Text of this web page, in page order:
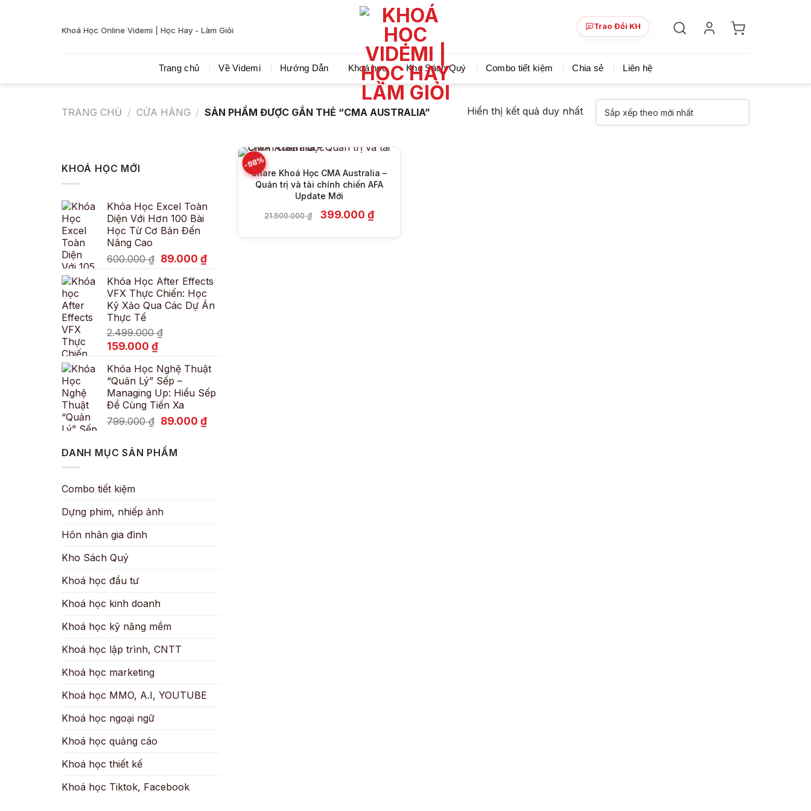
Khoá Học Online Videmi | Học Hay - Làm Giỏi Videmi giúp bạn học tiết kiệm và tiến bộ hơn mỗi ngày! Chia sẻ khoá học giá rẻ cho những ai hạn hẹp
Trao Đổi KH
Trang chủ Về Videmi Hướng Dẫn Khoá học Kho Sách Quý Combo tiết kiệm Chia sẻ Liên hệ
TRANG CHỦ / CỬA HÀNG / SẢN PHẨM ĐƯỢC GẮN THẺ “CMA AUSTRALIA” Hiển thị kết quả duy nhất
KHOÁ HỌC MỚI
Khóa Học Excel Toàn
Diện Với Hơn 100 Bài
Học Từ Cơ Bản Đến
Nâng Cao
600.000₫ Giá
là:
600.000 ₫.
89.000 ₫Giá
tại
là:
89.000 ₫.
Khóa Học After Effects
VFX Thực Chiến: Học
Kỹ Xảo Qua Các Dự Án
Thực Tế
2.499.000₫
Giá
là:
2.499.000 ₫.
159.000 ₫Giá
tại
là:
159.000 ₫.
Khóa Học Nghệ Thuật
“Quản Lý” Sếp –
Managing Up: Hiểu Sếp
Để Cùng Tiến Xa
799.000₫ Giá
là:
799.000 ₫.
89.000 ₫Giá
DANH MỤC SẢN PHẨM
Combo tiết kiệm
Dựng phim, nhiếp ảnh
Hôn nhân gia đình
Kho Sách Quý
Khoá học đầu tư
Khoá học kinh doanh
Khoá học kỹ năng mềm
Khoá học lập trình, CNTT
Khoá học marketing
Khoá học MMO, A.I, YOUTUBE
Khoá học ngoại ngữ
Khoá học quảng cáo
Khoá học thiết kế
Khoá học Tiktok, Facebook
-98%
Share Khoá Học CMA Australia –
Quản trị và tài chính chiến AFA
Update Mới
21.500.000₫ Giá
399.000₫Giá